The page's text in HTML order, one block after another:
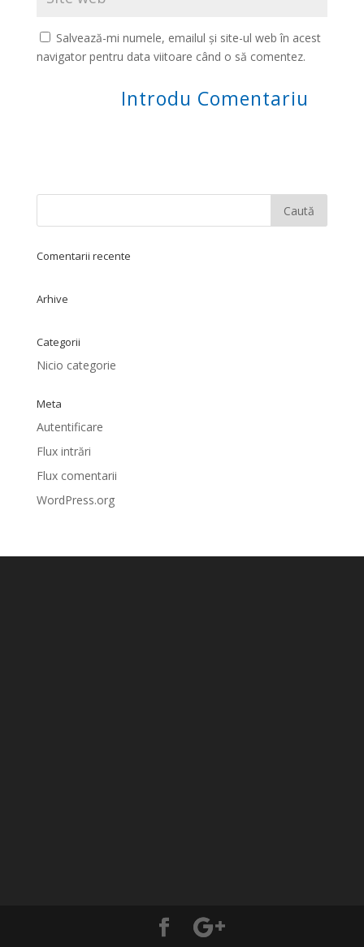
Salvează-mi numele, emailul și site-ul web în acest
navigator pentru data viitoare când o să comentez.
Comentarii recente
Arhive
Categorii
Nicio categorie
Meta
Autentificare
Flux intrări
Flux comentarii
WordPress.org